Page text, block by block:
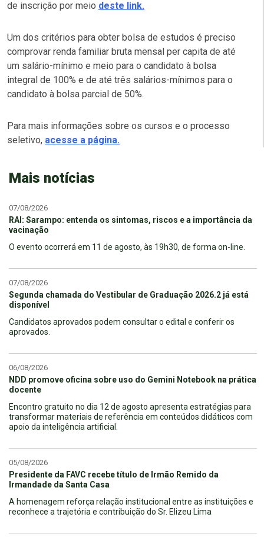
de inscrição por meio deste link.
Um dos critérios para obter bolsa de estudos é preciso
comprovar renda familiar bruta mensal per capita de até
um salário-mínimo e meio para o candidato à bolsa
integral de 100% e de até três salários-mínimos para o
candidato à bolsa parcial de 50%.
Para mais informações sobre os cursos e o processo
seletivo, acesse a página.
Mais notícias
07/08/2026
RAI: Sarampo: entenda os sintomas, riscos e a importância da
vacinação
O evento ocorrerá em 11 de agosto, às 19h30, de forma on-line.
07/08/2026
Segunda chamada do Vestibular de Graduação 2026.2 já está
disponível
Candidatos aprovados podem consultar o edital e conferir os
aprovados.
06/08/2026
NDD promove oficina sobre uso do Gemini Notebook na prática
docente
Encontro gratuito no dia 12 de agosto apresenta estratégias para
transformar materiais de referência em conteúdos didáticos com
apoio da inteligência artificial.
05/08/2026
Presidente da FAVC recebe título de Irmão Remido da
Irmandade da Santa Casa
A homenagem reforça relação institucional entre as instituições e
reconhece a trajetória e contribuição do Sr. Elizeu Lima